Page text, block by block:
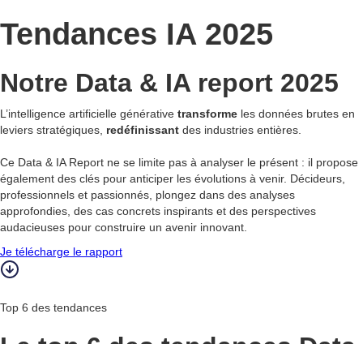
Tendances IA 2025
Notre Data & IA report 2025
L’intelligence artificielle générative transforme les données brutes en
leviers stratégiques, redéfinissant des industries entières.
Ce Data & IA Report ne se limite pas à analyser le présent : il propose
également des clés pour anticiper les évolutions à venir. Décideurs,
professionnels et passionnés, plongez dans des analyses
approfondies, des cas concrets inspirants et des perspectives
audacieuses pour construire un avenir innovant.
Je télécharge le rapport
Top 6 des tendances